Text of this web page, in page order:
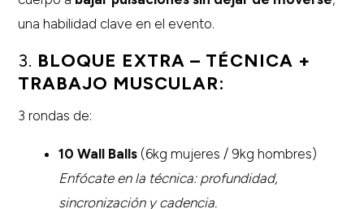
una habilidad clave en el evento.
3. BLOQUE EXTRA – TÉCNICA +
TRABAJO MUSCULAR:
3 rondas de:
10 Wall Balls (6kg mujeres / 9kg hombres)
Enfócate en la técnica: profundidad,
sincronización y cadencia.